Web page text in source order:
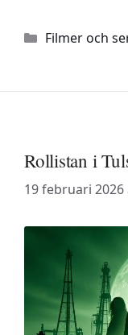
Kategorier
Filmer och
Rollistan i
19 februari 2026